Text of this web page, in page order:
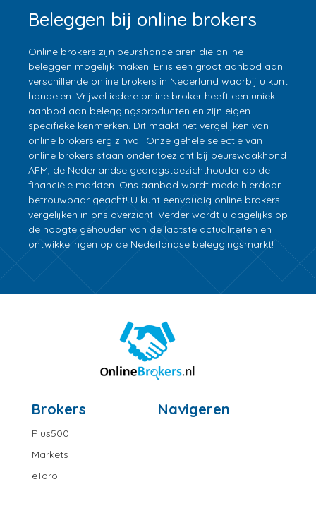
Beleggen bij online brokers
Online brokers zijn beurshandelaren die online
beleggen mogelijk maken. Er is een groot aanbod aan
verschillende online brokers in Nederland waarbij u kunt
handelen. Vrijwel iedere online broker heeft een uniek
aanbod aan beleggingsproducten en zijn eigen
specifieke kenmerken. Dit maakt het vergelijken van
online brokers erg zinvol! Onze gehele selectie van
online brokers staan onder toezicht bij beurswaakhond
AFM, de Nederlandse gedragstoezichthouder op de
financiële markten. Ons aanbod wordt mede hierdoor
betrouwbaar geacht! U kunt eenvoudig online brokers
vergelijken in ons overzicht. Verder wordt u dagelijks op
de hoogte gehouden van de laatste actualiteiten en
ontwikkelingen op de Nederlandse beleggingsmarkt!
Brokers
Plus500
Markets
eToro
Navigeren